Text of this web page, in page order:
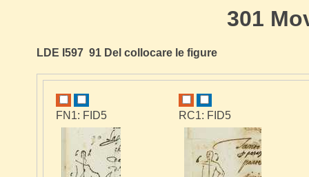
301
LDE I597 91 Del collocare le figure
FN1: FID5 RC1: FID5